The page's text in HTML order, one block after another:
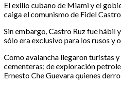
El exilio cubano de Miami y el
caiga el comunismo de Fidel Castro.
Sin embargo, Castro Ruz fue hábil
sólo era exclusivo para los rusos y
Como avalancha llegaron turistas
cementeras; de exploración
Ernesto Che Guevara quienes